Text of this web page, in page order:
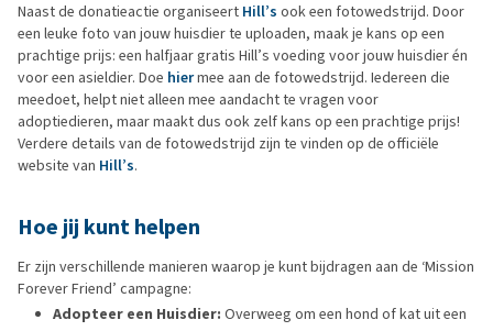
Naast de donatieactie organiseert Hill’s ook een fotowedstrijd. Door
een leuke foto van jouw huisdier te uploaden, maak je kans op een
prachtige prijs: een halfjaar gratis Hill’s voeding voor jouw huisdier én
voor een asieldier. Doe hiermee aan de fotowedstrijd. Iedereen die
meedoet, helpt niet alleen mee aandacht te vragen voor
adoptiedieren, maar maakt dus ook zelf kans op een prachtige prijs!
Verdere details van de fotowedstrijd zijn te vinden op de officiële
website van Hill’s.
Hoe jij kunt helpen
Er zijn verschillende manieren waarop je kunt bijdragen aan de ‘Mission
Forever Friend’ campagne:
Adopteer een Huisdier: Overweeg om een hond of kat uit een